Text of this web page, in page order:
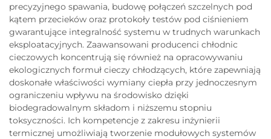
precyzyjnego spawania, budowę połączeń szczelnych pod
kątem przecieków oraz protokoły testów pod ciśnieniem
gwarantujące integralność systemu w trudnych warunkach
eksploatacyjnych. Zaawansowani producenci chłodnic
cieczowych koncentrują się również na opracowywaniu
ekologicznych formuł cieczy chłodzących, które zapewniają
doskonałe właściwości wymiany ciepła przy jednoczesnym
ograniczeniu wpływu na środowisko dzięki
biodegradowalnym składom i niższemu stopniu
toksyczności. Ich kompetencje z zakresu inżynierii
termicznej umożliwiają tworzenie modułowych systemów